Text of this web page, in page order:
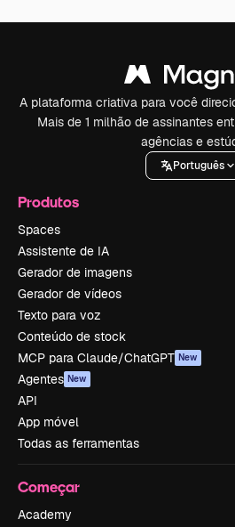
A plataforma criativa para você
Mais de 1 milhão de assinantes
agências e
Português
Produtos
Spaces
Assistente de IA
Gerador de imagens
Gerador de vídeos
Texto para voz
Conteúdo de stock
MCP para Claude/ChatGPT New
Agentes New
API
App móvel
Todas as ferramentas
Começar
Academy